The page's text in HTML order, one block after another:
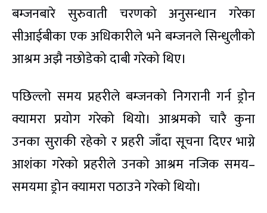
बम्जनबारे सुरुवाती चरणको अनुसन्धान गरेका
सीआईबीका एक अधिकारीले भने बम्जनले सिन्धुलीको
आश्रम अझै नछोडेको दाबी गरेको थिए।
पछिल्लो समय प्रहरीले बम्जनको निगरानी गर्न ड्रोन
क्यामरा प्रयोग गरेको थियो। आश्रमको चारै कुना
उनका सुराकी रहेको र प्रहरी जाँदा सूचना दिएर भाग्ने
आशंका गरेको प्रहरीले उनको आश्रम नजिक समय–
समयमा ड्रोन क्यामरा पठाउने गरेको थियो।